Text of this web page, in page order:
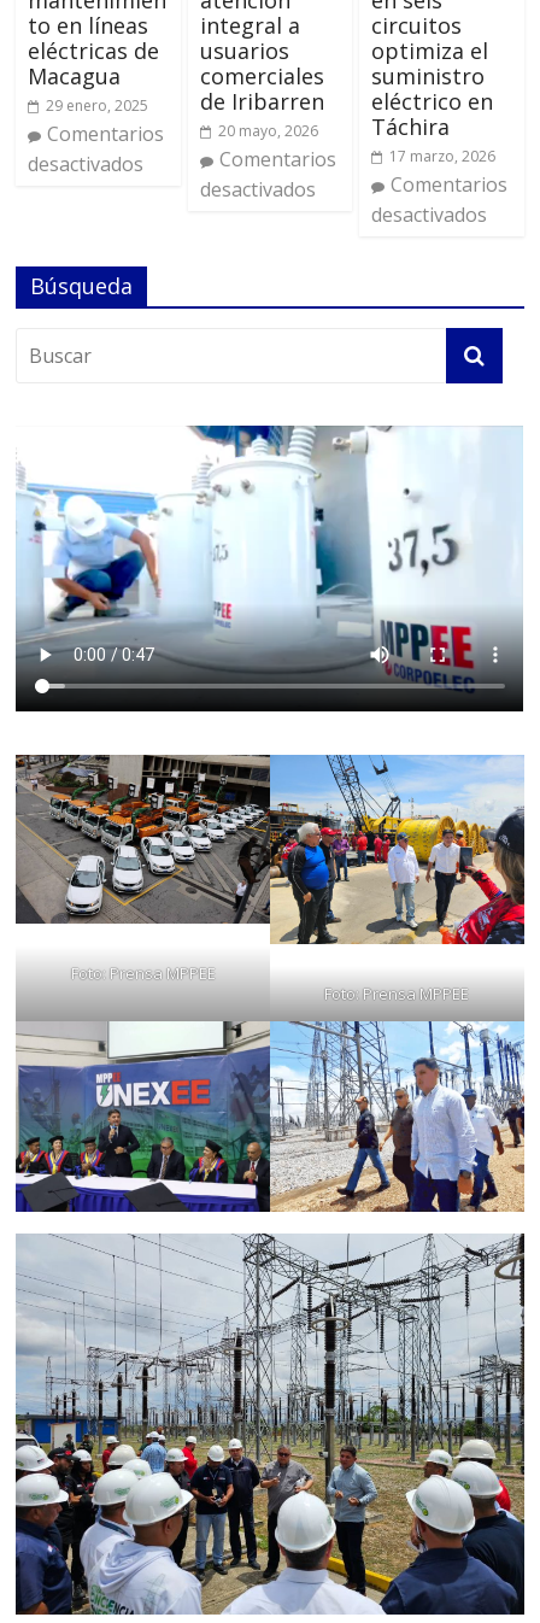
to en líneas
eléctricas de
Macagua
29 enero, 2025
Comentarios
desactivados
integral a
usuarios
comerciales
de Iribarren
20 mayo, 2026
Comentarios
desactivados
circuitos
optimiza el
suministro
eléctrico en
Táchira
17 marzo, 2026
Comentarios
desactivados
Búsqueda
Foto: Prensa MPPEE
Foto: Prensa MPPEE